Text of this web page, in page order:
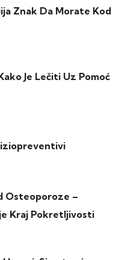
Znak Da Morate Kod
Je Lečiti Uz Pomoć
Osteoporoze –
Kraj Pokretljivosti